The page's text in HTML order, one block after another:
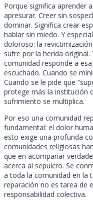
Porque significa aprender
apresurar. Creer sin
dominar. Significa crear
hablar sin miedo. Y
doloroso: la
sufre por la herida
comunidad responde a
escuchado. Cuando se
Cuando se le pide que
protege más la institución
sufrimiento se multiplica.
Por eso una comunidad
fundamental: el dolor
esto exige una profunda
comunidades religiosas
que en acompañar
acerca al sepulcro. Se
a toda la comunidad en la
reparación no es tarea de
responsabilidad colectiva.